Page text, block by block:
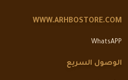
WWW.ARHBOSTORE.COM
WhatsAPP
الوصول السريع